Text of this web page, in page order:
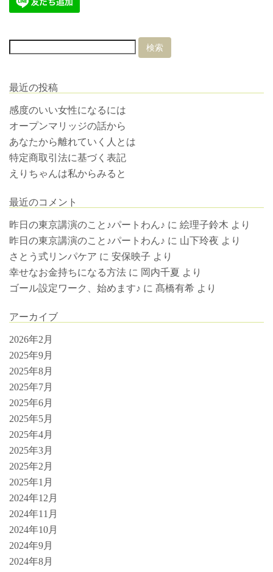
最近の投稿
感度のいい女性になるには
オープンマリッジの話から
あなたから離れていく人とは
特定商取引法に基づく表記
えりちゃんは私からみると
最近のコメント
昨日の東京講演のこと♪パートわん♪ に 絵理子鈴木 より
昨日の東京講演のこと♪パートわん♪ に 山下玲夜 より
さとう式リンパケア に 安保映子 より
幸せなお金持ちになる方法 に 岡内千夏 より
ゴール設定ワーク、始めます♪ に 髙橋有希 より
アーカイブ
2026年2月
2025年9月
2025年8月
2025年7月
2025年6月
2025年5月
2025年4月
2025年3月
2025年2月
2025年1月
2024年12月
2024年11月
2024年10月
2024年9月
2024年8月